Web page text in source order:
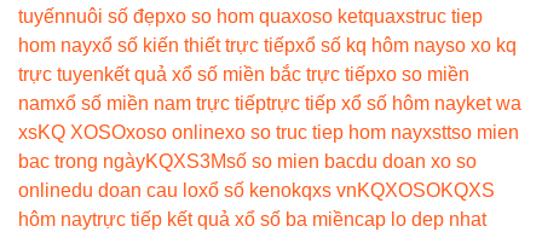
tuyếnnuôi số đẹpxo so hom quaxoso ketquaxstruc tiep
hom nayxổ số kiến thiết trực tiếpxổ số kq hôm nayso xo kq
trực tuyenkết quả xổ số miền bắc trực tiếpxo so miền
namxổ số miền nam trực tiếptrực tiếp xổ số hôm nayket wa
xsKQ XOSOxoso onlinexo so truc tiep hom nayxsttso mien
bac trong ngàyKQXS3Msố so mien bacdu doan xo so
onlinedu doan cau loxổ số kenokqxs vnKQXOSOKQXS
hôm naytrực tiếp kết quả xổ số ba miềncap lo dep nhat